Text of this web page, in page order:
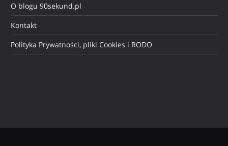
O blogu 90sekund.pl
Kontakt
Polityka Prywatności, pliki Cookies i RODO